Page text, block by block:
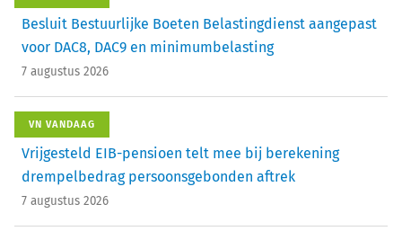
Besluit Bestuurlijke Boeten Belastingdienst aangepast
voor DAC8, DAC9 en minimumbelasting
7 augustus 2026
VN VANDAAG
Vrijgesteld EIB-pensioen telt mee bij berekening
drempelbedrag persoonsgebonden aftrek
7 augustus 2026